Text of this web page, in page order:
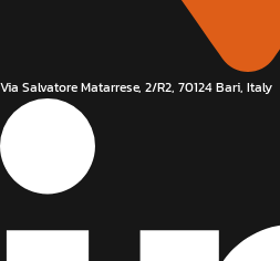
Via Salvatore Matarrese, 2/R2, 70124 Bari, Italy